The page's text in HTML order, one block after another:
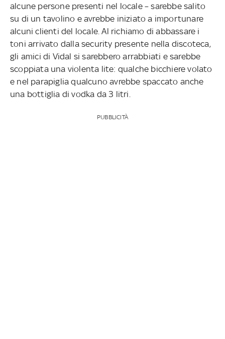
alcune persone presenti nel locale – sarebbe salito
su di un tavolino e avrebbe iniziato a importunare
alcuni clienti del locale. Al richiamo di abbassare i
toni arrivato dalla security presente nella discoteca,
gli amici di Vidal si sarebbero arrabbiati e sarebbe
scoppiata una violenta lite: qualche bicchiere volato
e nel parapiglia qualcuno avrebbe spaccato anche
una bottiglia di vodka da 3 litri.
PUBBLICITÀ